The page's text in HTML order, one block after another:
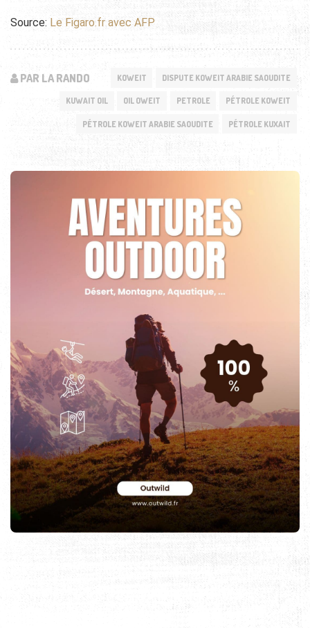
Source: Le Figaro.fr avec AFP
PAR LA RANDO KOWEIT DISPUTE KOWEIT ARABIE SAOUDITE
KUWAIT OIL OIL OWEIT PETROLE PÉTROLE KOWEIT
PÉTROLE KOWEIT ARABIE SAOUDITE PÉTROLE KUXAIT